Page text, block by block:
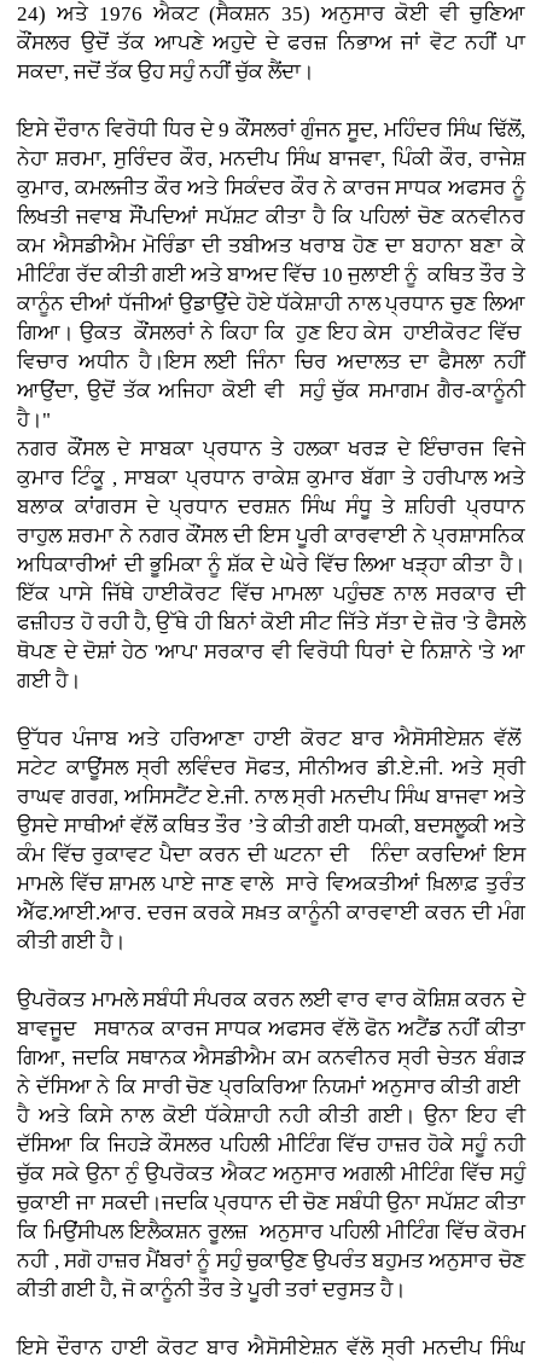
24) ਅਤੇ 1976 ਐਕਟ (ਸੈਕਸ਼ਨ 35) ਅਨੁਸਾਰ ਕੋਈ ਵੀ ਚੁਣਿਆ
ਕੌਂਸਲਰ ਉਦੋਂ ਤੱਕ ਆਪਣੇ ਅਹੁਦੇ ਦੇ ਫਰਜ਼ ਨਿਭਾਅ ਜਾਂ ਵੋਟ ਨਹੀਂ ਪਾ
ਸਕਦਾ, ਜਦੋਂ ਤੱਕ ਉਹ ਸਹੁੰ ਨਹੀਂ ਚੁੱਕ ਲੈਂਦਾ।
ਇਸੇ ਦੌਰਾਨ ਵਿਰੋਧੀ ਧਿਰ ਦੇ 9 ਕੌਂਸਲਰਾਂ ਗੁੰਜਨ ਸੂਦ, ਮਹਿੰਦਰ ਸਿੰਘ ਢਿੱਲੋਂ,
ਨੇਹਾ ਸ਼ਰਮਾ, ਸੁਰਿੰਦਰ ਕੌਰ, ਮਨਦੀਪ ਸਿੰਘ ਬਾਜਵਾ, ਪਿੰਕੀ ਕੌਰ, ਰਾਜੇਸ਼
ਕੁਮਾਰ, ਕਮਲਜੀਤ ਕੌਰ ਅਤੇ ਸਿਕੰਦਰ ਕੌਰ ਨੇ ਕਾਰਜ ਸਾਧਕ ਅਫਸਰ ਨੂੰ
ਲਿਖਤੀ ਜਵਾਬ ਸੌਂਪਦਿਆਂ ਸਪੱਸ਼ਟ ਕੀਤਾ ਹੈ ਕਿ ਪਹਿਲਾਂ ਚੋਣ ਕਨਵੀਨਰ
ਕਮ ਐਸਡੀਐਮ ਮੋਰਿੰਡਾ ਦੀ ਤਬੀਅਤ ਖਰਾਬ ਹੋਣ ਦਾ ਬਹਾਨਾ ਬਣਾ ਕੇ
ਮੀਟਿੰਗ ਰੱਦ ਕੀਤੀ ਗਈ ਅਤੇ ਬਾਅਦ ਵਿੱਚ 10 ਜੁਲਾਈ ਨੂੰ ਕਥਿਤ ਤੌਰ ਤੇ
ਕਾਨੂੰਨ ਦੀਆਂ ਧੱਜੀਆਂ ਉਡਾਉਂਦੇ ਹੋਏ ਧੱਕੇਸ਼ਾਹੀ ਨਾਲ ਪ੍ਰਧਾਨ ਚੁਣ ਲਿਆ
ਗਿਆ। ਉਕਤ ਕੌਂਸਲਰਾਂ ਨੇ ਕਿਹਾ ਕਿ ਹੁਣ ਇਹ ਕੇਸ ਹਾਈਕੋਰਟ ਵਿੱਚ
ਵਿਚਾਰ ਅਧੀਨ ਹੈ।ਇਸ ਲਈ ਜਿੰਨਾ ਚਿਰ ਅਦਾਲਤ ਦਾ ਫੈਸਲਾ ਨਹੀਂ
ਆਉਂਦਾ, ਉਦੋਂ ਤੱਕ ਅਜਿਹਾ ਕੋਈ ਵੀ ਸਹੁੰ ਚੁੱਕ ਸਮਾਗਮ ਗੈਰ-ਕਾਨੂੰਨੀ
ਹੈ।"
ਨਗਰ ਕੌਂਸਲ ਦੇ ਸਾਬਕਾ ਪ੍ਰਧਾਨ ਤੇ ਹਲਕਾ ਖਰੜ ਦੇ ਇੰਚਾਰਜ ਵਿਜੇ
ਕੁਮਾਰ ਟਿੰਕੂ , ਸਾਬਕਾ ਪ੍ਰਧਾਨ ਰਾਕੇਸ਼ ਕੁਮਾਰ ਬੱਗਾ ਤੇ ਹਰੀਪਾਲ ਅਤੇ
ਬਲਾਕ ਕਾਂਗਰਸ ਦੇ ਪ੍ਰਧਾਨ ਦਰਸ਼ਨ ਸਿੰਘ ਸੰਧੂ ਤੇ ਸ਼ਹਿਰੀ ਪ੍ਰਧਾਨ
ਰਾਹੁਲ ਸ਼ਰਮਾ ਨੇ ਨਗਰ ਕੌਂਸਲ ਦੀ ਇਸ ਪੂਰੀ ਕਾਰਵਾਈ ਨੇ ਪ੍ਰਸ਼ਾਸਨਿਕ
ਅਧਿਕਾਰੀਆਂ ਦੀ ਭੂਮਿਕਾ ਨੂੰ ਸ਼ੱਕ ਦੇ ਘੇਰੇ ਵਿੱਚ ਲਿਆ ਖੜ੍ਹਾ ਕੀਤਾ ਹੈ।
ਇੱਕ ਪਾਸੇ ਜਿੱਥੇ ਹਾਈਕੋਰਟ ਵਿੱਚ ਮਾਮਲਾ ਪਹੁੰਚਣ ਨਾਲ ਸਰਕਾਰ ਦੀ
ਫਜ਼ੀਹਤ ਹੋ ਰਹੀ ਹੈ, ਉੱਥੇ ਹੀ ਬਿਨਾਂ ਕੋਈ ਸੀਟ ਜਿੱਤੇ ਸੱਤਾ ਦੇ ਜ਼ੋਰ 'ਤੇ ਫੈਸਲੇ
ਥੋਪਣ ਦੇ ਦੋਸ਼ਾਂ ਹੇਠ 'ਆਪ' ਸਰਕਾਰ ਵੀ ਵਿਰੋਧੀ ਧਿਰਾਂ ਦੇ ਨਿਸ਼ਾਨੇ 'ਤੇ ਆ
ਗਈ ਹੈ।
ਉੱਧਰ ਪੰਜਾਬ ਅਤੇ ਹਰਿਆਣਾ ਹਾਈ ਕੋਰਟ ਬਾਰ ਐਸੋਸੀਏਸ਼ਨ ਵੱਲੋਂ
ਸਟੇਟ ਕਾਊਂਸਲ ਸ੍ਰੀ ਲਵਿੰਦਰ ਸੋਫਤ, ਸੀਨੀਅਰ ਡੀ.ਏ.ਜੀ. ਅਤੇ ਸ੍ਰੀ
ਰਾਘਵ ਗਰਗ, ਅਸਿਸਟੈਂਟ ਏ.ਜੀ. ਨਾਲ ਸ੍ਰੀ ਮਨਦੀਪ ਸਿੰਘ ਬਾਜਵਾ ਅਤੇ
ਉਸਦੇ ਸਾਥੀਆਂ ਵੱਲੋਂ ਕਥਿਤ ਤੌਰ ’ਤੇ ਕੀਤੀ ਗਈ ਧਮਕੀ, ਬਦਸਲੂਕੀ ਅਤੇ
ਕੰਮ ਵਿੱਚ ਰੁਕਾਵਟ ਪੈਦਾ ਕਰਨ ਦੀ ਘਟਨਾ ਦੀ ਨਿੰਦਾ ਕਰਦਿਆਂ ਇਸ
ਮਾਮਲੇ ਵਿੱਚ ਸ਼ਾਮਲ ਪਾਏ ਜਾਣ ਵਾਲੇ ਸਾਰੇ ਵਿਅਕਤੀਆਂ ਖ਼ਿਲਾਫ਼ ਤੁਰੰਤ
ਐੱਫ.ਆਈ.ਆਰ. ਦਰਜ ਕਰਕੇ ਸਖ਼ਤ ਕਾਨੂੰਨੀ ਕਾਰਵਾਈ ਕਰਨ ਦੀ ਮੰਗ
ਕੀਤੀ ਗਈ ਹੈ।
ਉਪਰੋਕਤ ਮਾਮਲੇ ਸਬੰਧੀ ਸੰਪਰਕ ਕਰਨ ਲਈ ਵਾਰ ਵਾਰ ਕੋਸ਼ਿਸ਼ ਕਰਨ ਦੇ
ਬਾਵਜੂਦ ਸਥਾਨਕ ਕਾਰਜ ਸਾਧਕ ਅਫਸਰ ਵੱਲੋ ਫੋਨ ਅਟੈਂਡ ਨਹੀਂ ਕੀਤਾ
ਗਿਆ, ਜਦਕਿ ਸਥਾਨਕ ਐਸਡੀਐਮ ਕਮ ਕਨਵੀਨਰ ਸ੍ਰੀ ਚੇਤਨ ਬੰਗੜ
ਨੇ ਦੱਸਿਆ ਨੇ ਕਿ ਸਾਰੀ ਚੋਣ ਪ੍ਰਕਿਰਿਆ ਨਿਯਮਾਂ ਅਨੁਸਾਰ ਕੀਤੀ ਗਈ
ਹੈ ਅਤੇ ਕਿਸੇ ਨਾਲ ਕੋਈ ਧੱਕੇਸ਼ਾਹੀ ਨਹੀ ਕੀਤੀ ਗਈ। ਉਨਾ ਇਹ ਵੀ
ਦੱਸਿਆ ਕਿ ਜਿਹੜੇ ਕੌਸਲਰ ਪਹਿਲੀ ਮੀਟਿੰਗ ਵਿੱਚ ਹਾਜ਼ਰ ਹੋਕੇ ਸਹੂੰ ਨਹੀ
ਚੁੱਕ ਸਕੇ ਉਨਾ ਨੁੰ ਉਪਰੋਕਤ ਐਕਟ ਅਨੁਸਾਰ ਅਗਲੀ ਮੀਟਿੰਗ ਵਿੱਚ ਸਹੁੰ
ਚੁਕਾਈ ਜਾ ਸਕਦੀ।ਜਦਕਿ ਪ੍ਰਧਾਨ ਦੀ ਚੋਣ ਸਬੰਧੀ ਉਨਾ ਸਪੱਸ਼ਟ ਕੀਤਾ
ਕਿ ਮਿਉਂਸੀਪਲ ਇਲੈਕਸ਼ਨ ਰੂਲਜ਼ ਅਨੁਸਾਰ ਪਹਿਲੀ ਮੀਟਿੰਗ ਵਿੱਚ ਕੋਰਮ
ਨਹੀ , ਸਗੋ ਹਾਜ਼ਰ ਮੈਂਬਰਾਂ ਨੂੰ ਸਹੁੰ ਚੁਕਾਉਣ ਉਪਰੰਤ ਬਹੁਮਤ ਅਨੁਸਾਰ ਚੋਣ
ਕੀਤੀ ਗਈ ਹੈ, ਜੋ ਕਾਨੂੰਨੀ ਤੌਰ ਤੇ ਪੂਰੀ ਤਰਾਂ ਦਰੁਸਤ ਹੈ।
ਇਸੇ ਦੌਰਾਨ ਹਾਈ ਕੋਰਟ ਬਾਰ ਐਸੋਸੀਏਸ਼ਨ ਵੱਲੋ ਸ੍ਰੀ ਮਨਦੀਪ ਸਿੰਘ